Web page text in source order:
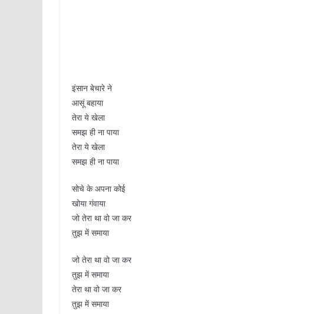
इंसान बेचारे ने
आसूं बहाया
तेरा ये खेला
समझ ही ना पाया
तेरा ये खेला
समझ ही ना पाया
सोचे के अपना कोई
खोया गंवाया
जो तेरा था वो जा कर
तुझ में समाया
जो तेरा था वो जा कर
तुझ में समाया
तेरा था वो जा कर
तुझ में समाया